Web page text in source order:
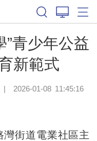
”青少年公益
新範式
| 2026-01-08 11:45:16
街道電業社區主